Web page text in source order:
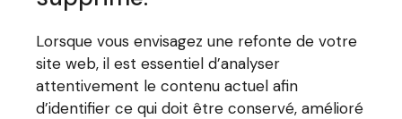
Lorsque vous envisagez une refonte de votre
site web, il est essentiel d’analyser
attentivement le contenu actuel afin
d’identifier ce qui doit être conservé, amélioré